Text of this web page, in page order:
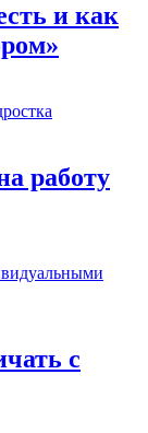
и как
работу
с